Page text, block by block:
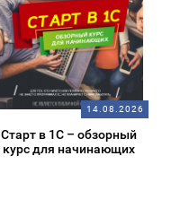
14.08.2026
Старт в 1С – обзорный
курс для начинающих